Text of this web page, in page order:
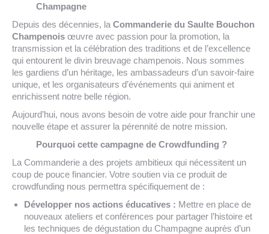
Champagne
Depuis des décennies, la Commanderie du Saulte Bouchon
Champenois œuvre avec passion pour la promotion, la
transmission et la célébration des traditions et de l’excellence
qui entourent le divin breuvage champenois. Nous sommes
les gardiens d’un héritage, les ambassadeurs d’un savoir-faire
unique, et les organisateurs d’événements qui animent et
enrichissent notre belle région.
Aujourd’hui, nous avons besoin de votre aide pour franchir une
nouvelle étape et assurer la pérennité de notre mission.
Pourquoi cette campagne de Crowdfunding ?
La Commanderie a des projets ambitieux qui nécessitent un
coup de pouce financier. Votre soutien via ce produit de
crowdfunding nous permettra spécifiquement de :
Développer nos actions éducatives : Mettre en place de
nouveaux ateliers et conférences pour partager l’histoire et
les techniques de dégustation du Champagne auprès d’un